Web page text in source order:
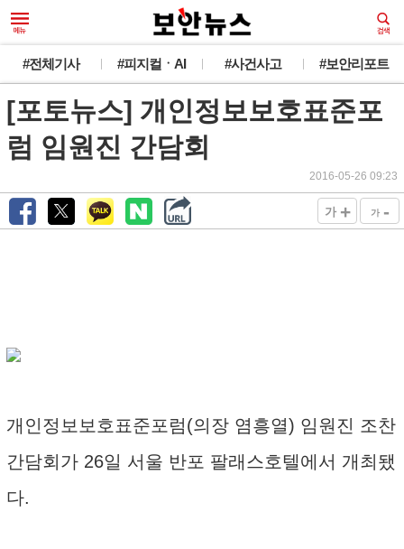
#전체기사 #피지컬ㆍAI #사건사고 #보안리포트
[포토뉴스] 개인정보보호표준포
럼 임원진 간담회
2016-05-26 09:23
가 + 가 -
개인정보보호표준포럼(의장 염흥열) 임원진 조찬
간담회가 26일 서울 반포 팔래스호텔에서 개최됐
다.